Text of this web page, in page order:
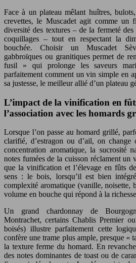
Face à un plateau mêlant huîtres,
crevettes, le Muscadet agit comme
diversité des textures – de la fermeté
coquillages – tout en respectant la
bouchée. Choisir un Muscadet
gabbroïques ou granitiques permet de
fusil » qui prolonge les saveurs
parfaitement comment un vin simple en
sa justesse, le meilleur allié d’un plateau
L’impact de la vinification en
l’association avec les homards
Lorsque l’on passe au homard grillé,
clarifié, d’estragon ou d’ail, on change
concentration aromatique, la sucrosité
notes fumées de la cuisson réclament un
que la vinification et l’élevage en fûts
sens : le bois, lorsqu’il est bien
complexité aromatique (vanille, noisette,
volume en bouche qui répond à la
Un grand chardonnay de
Montrachet, certains Chablis Premier
boisés) illustre parfaitement cette
confère une trame plus ample, presque «
la texture ferme du homard. En
des notes dominantes de toast ou de